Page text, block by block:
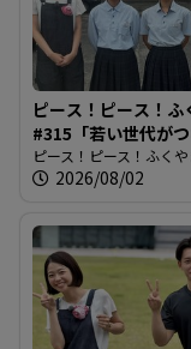
ピース！ピース！ふ
#315「若い世代が
民平和のつどい」
ピース！ピース！ふく
2026/08/02